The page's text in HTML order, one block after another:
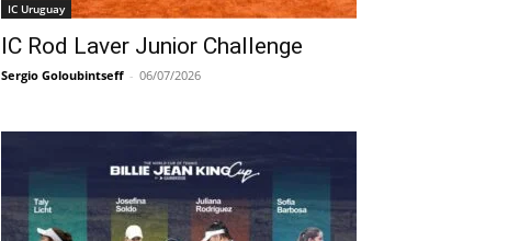
IC Uruguay
IC Rod Laver Junior Challenge
Sergio Goloubintseff - 06/07/2026